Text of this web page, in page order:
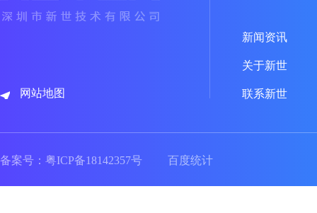
网站地图
新闻资讯
关于新世
联系新世
备案号： 粤ICP备18142357号 百度统计